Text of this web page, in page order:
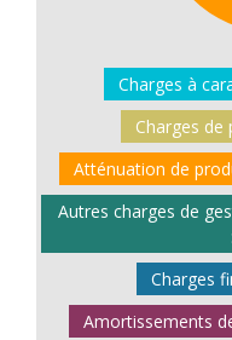
Charges à
Charges de
Atténuation de
Autres charges de
Charges
Amortissements